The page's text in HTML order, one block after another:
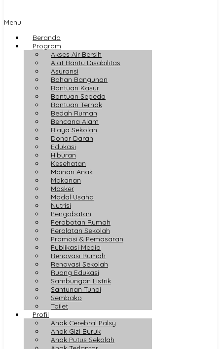
Menu
Beranda
Program
Akses Air Bersih
Alat Bantu Disabilitas
Asuransi
Bahan Bangunan
Bantuan Kasur
Bantuan Sepeda
Bantuan Ternak
Bedah Rumah
Bencana Alam
Biaya Sekolah
Donor Darah
Edukasi
Hiburan
Kesehatan
Mainan Anak
Makanan
Masker
Modal Usaha
Nutrisi
Pengobatan
Perabotan Rumah
Peralatan Sekolah
Promosi & Pemasaran
Publikasi Media
Renovasi Rumah
Renovasi Sekolah
Ruang Edukasi
Sambungan Listrik
Santunan Tunai
Sembako
Toilet
Profil
Anak Cerebral Palsy
Anak Gizi Buruk
Anak Putus Sekolah